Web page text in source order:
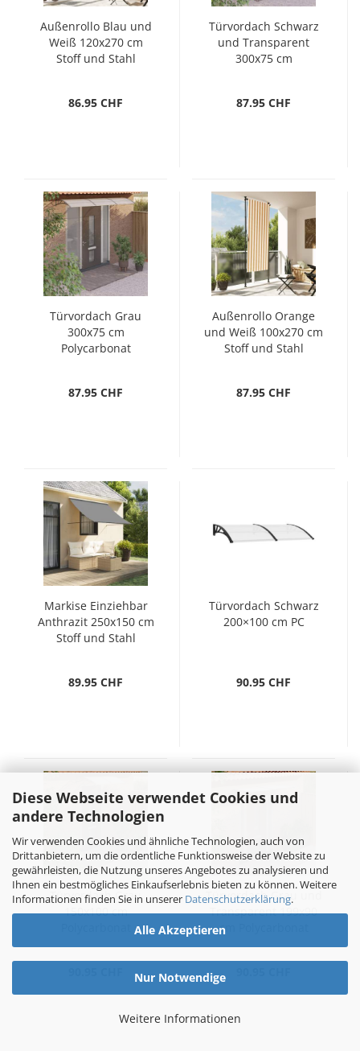
Diese Webseite verwendet Cookies und
andere Technologien
Wir verwenden Cookies und ähnliche Technologien, auch von
Drittanbietern, um die ordentliche Funktionsweise der Website zu
gewährleisten, die Nutzung unseres Angebotes zu analysieren und
Ihnen ein bestmögliches Einkaufserlebnis bieten zu können. Weitere
Informationen finden Sie in unserer Datenschutzerklärung.
Alle Akzeptieren
Nur Notwendige
Weitere Informationen
Außenrollo Blau und
Weiß 120x270 cm
Stoff und Stahl
86.95 CHF
Türvordach Schwarz
und Transparent
300x75 cm
87.95 CHF
Türvordach Grau
300x75 cm
Polycarbonat
87.95 CHF
Außenrollo Orange
und Weiß 100x270 cm
Stoff und Stahl
87.95 CHF
Markise Einziehbar
Anthrazit 250x150 cm
Stoff und Stahl
89.95 CHF
Türvordach Schwarz
200×100 cm PC
90.95 CHF
Türvordach Grau
150x100 cm
Türvordach Grau und
Transparent 199x90
cm Polycarbonat